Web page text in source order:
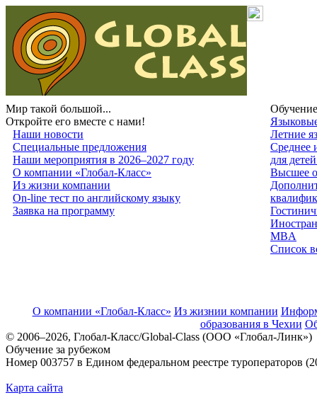
Мир такой большой...
Откройте его вместе с нами!
Наши новости
Специальные предложения
Наши мероприятия в 2026–2027 году
О компании «Глобал-Класс»
Из жизни компании
On-line тест по английскому языку
Заявка на программу
Летние
Среднее
для
Высшее
MBA
Список
О компании «Глобал-Класс» Из жизнии компании
образования в Чехии
© 2006–2026, Глобал-Класс/Global-Class (ООО «Глобал-Линк»)
Обучение за рубежом
Номер 003757 в Едином федеральном реестре туроператоров
Карта сайта